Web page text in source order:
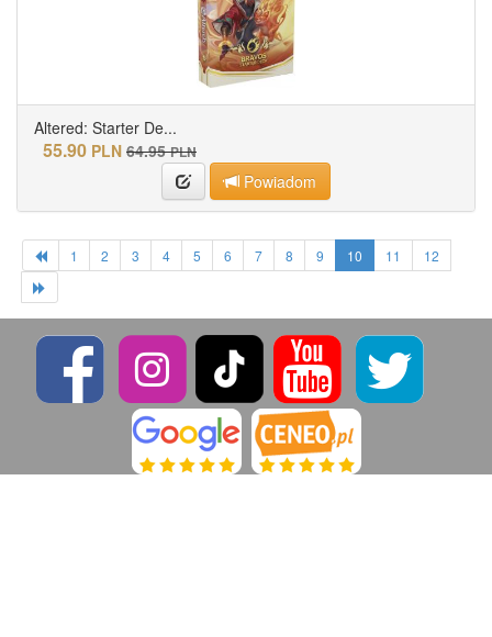
Altered: Starter De...
55.90 PLN 64.95 PLN
Powiadom
1 2 3 4 5 6 7 8 9 10 11 12